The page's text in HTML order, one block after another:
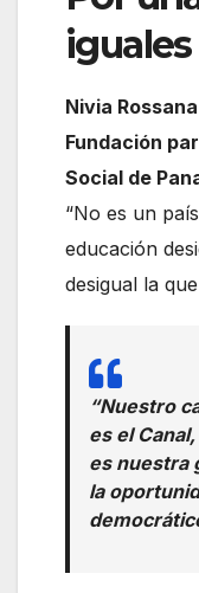
iguales
Nivia
Fundación
Social de
“No es un
educación
desigual la
“Nuestro
es el
es nuestra
la